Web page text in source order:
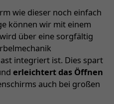
wie dieser noch einfach
können wir mit einem
über eine sorgfältig
integriert ist. Dies spart
erleichtert das Öffnen
auch bei großen